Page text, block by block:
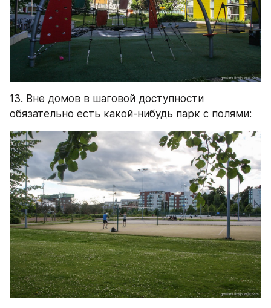
13. Вне домов в шаговой доступности
обязательно есть какой-нибудь парк с полями: